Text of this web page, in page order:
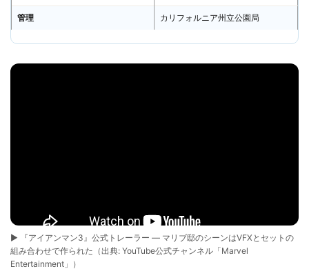
管理 カリフォルニア州立公園局
▶ 『アイアンマン3』公式トレーラー — マリブ邸のシーンはVFXとセットの
組み合わせで作られた（出典: YouTube公式チャンネル「Marvel
Entertainment」）